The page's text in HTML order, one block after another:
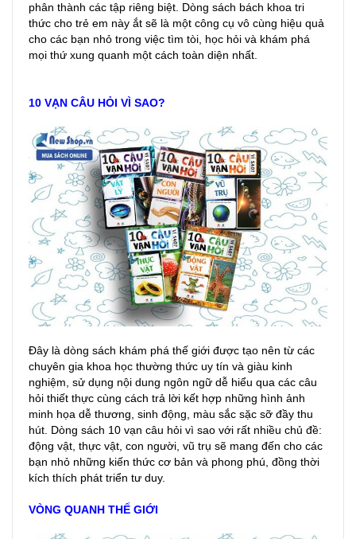
phân thành các tập riêng biệt. Dòng sách bách khoa tri
thức cho trẻ em này ắt sẽ là một công cụ vô cùng hiệu quả
cho các bạn nhỏ trong việc tìm tòi, học hỏi và khám phá
mọi thứ xung quanh một cách toàn diện nhất.
10 VẠN CÂU HỎI VÌ SAO?
Đây là dòng sách khám phá thế giới được tạo nên từ các
chuyên gia khoa học thường thức uy tín và giàu kinh
nghiệm, sử dụng nội dung ngôn ngữ dễ hiểu qua các câu
hỏi thiết thực cùng cách trả lời kết hợp những hình ảnh
minh họa dễ thương, sinh động, màu sắc sặc sỡ đầy thu
hút. Dòng sách 10 vạn câu hỏi vì sao với rất nhiều chủ đề:
động vật, thực vật, con người, vũ trụ sẽ mang đến cho các
bạn nhỏ những kiến thức cơ bản và phong phú, đồng thời
kích thích phát triển tư duy.
VÒNG QUANH THẾ GIỚI